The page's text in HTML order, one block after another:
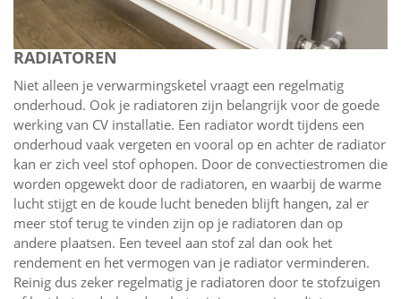
RADIATOREN
Niet alleen je verwarmingsketel vraagt een regelmatig
onderhoud. Ook je radiatoren zijn belangrijk voor de goede
werking van CV installatie. Een radiator wordt tijdens een
onderhoud vaak vergeten en vooral op en achter de radiator
kan er zich veel stof ophopen. Door de convectiestromen die
worden opgewekt door de radiatoren, en waarbij de warme
lucht stijgt en de koude lucht beneden blijft hangen, zal er
meer stof terug te vinden zijn op je radiatoren dan op
andere plaatsen. Een teveel aan stof zal dan ook het
rendement en het vermogen van je radiator verminderen.
Reinig dus zeker regelmatig je radiatoren door te stofzuigen